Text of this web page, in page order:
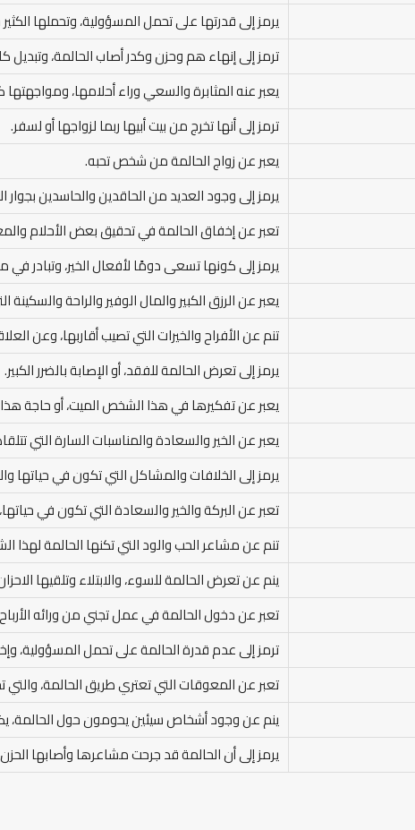
يرمز إلى قدرتها على تحمل المسؤولية، وتحملها
ترمز إلى إنهاء هم وحزن وكدر أصاب الحالمة، وتبديل
يعبر عنه المثابرة والسعي وراء أحلامها،
ترمز إلى أنها تخرج من بيت أبيها ربما لزواجها أو لسفر.
يعبر عن زواج الحالمة من شخص تحبه.
يرمز إلى وجود العديد من الحاقدين والحاسدين بجوار
تعبر عن إخفاق الحالمة في تحقيق بعض الأحلام
يرمز إلى كونها تسعى دومًا لأفعال الخير، وتبادر
يعبر عن الرزق الكبير والمال الوفير والراحة
تنم عن الأفراح والخيرات التي تصيب أقاربها، وعن
يرمز إلى تعرض الحالمة للفقد، أو الإصابة بالضرر الكبير.
يعبر عن تفكيرها في هذا الشخص الميت، أو حاجة
يعبر عن الخير والسعادة والمناسبات السارة التي
يرمز إلى الخلافات والمشاكل التي تكون في حياتها
تعبر عن البركة والخير والسعادة التي تكون في حياتها،
تنم عن مشاعر الحب والود التي تكنها الحالمة لهذا
ينم عن تعرض الحالمة للسوء، والابتلاء وتلقيها
تعبر عن دخول الحالمة في عمل تجني من ورائه
ترمز إلى عدم قدرة الحالمة على تحمل المسؤولية،
تعبر عن المعوقات التي تعتري طريق الحالمة،
ينم عن وجود أشخاص سيئين يحومون حول الحالمة،
يرمز إلى أن الحالمة قد جرحت مشاعرها وأصابها